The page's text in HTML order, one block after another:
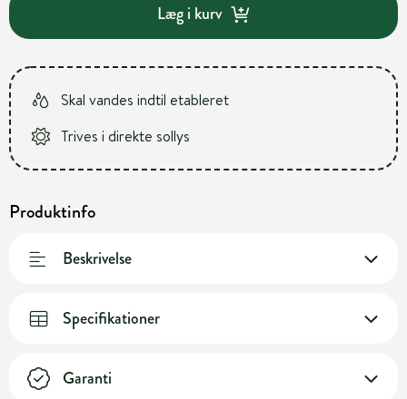
Læg i kurv
Skal vandes indtil etableret
Trives i direkte sollys
Produktinfo
Beskrivelse
Specifikationer
Garanti